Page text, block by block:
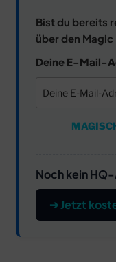
Bist du bereits
über den Magic
Deine E-Mail-
Noch kein
➔ Jetzt